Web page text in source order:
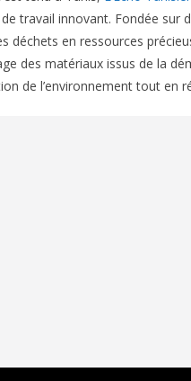
travail innovant. Fondée sur
déchets en ressources
des matériaux issus de la
de l’environnement tout en